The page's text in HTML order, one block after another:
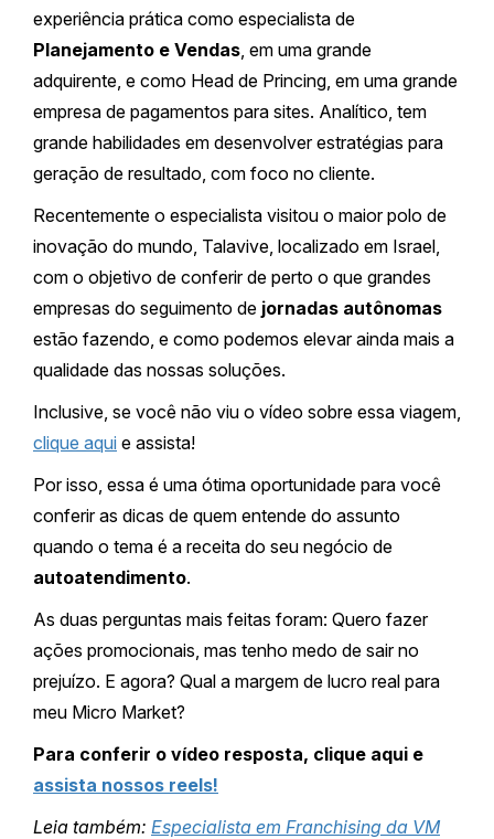
experiência prática como especialista de
Planejamento e Vendas, em uma grande
adquirente, e como Head de Princing, em uma grande
empresa de pagamentos para sites. Analítico, tem
grande habilidades em desenvolver estratégias para
geração de resultado, com foco no cliente.
Recentemente o especialista visitou o maior polo de
inovação do mundo, Talavive, localizado em Israel,
com o objetivo de conferir de perto o que grandes
empresas do seguimento de jornadas autônomas
estão fazendo, e como podemos elevar ainda mais a
qualidade das nossas soluções.
Inclusive, se você não viu o vídeo sobre essa viagem,
clique aqui e assista!
Por isso, essa é uma ótima oportunidade para você
conferir as dicas de quem entende do assunto
quando o tema é a receita do seu negócio de
autoatendimento.
As duas perguntas mais feitas foram: Quero fazer
ações promocionais, mas tenho medo de sair no
prejuízo. E agora? Qual a margem de lucro real para
meu Micro Market?
Para conferir o vídeo resposta, clique aqui e
assista nossos reels!
Leia também: Especialista em Franchising da VM